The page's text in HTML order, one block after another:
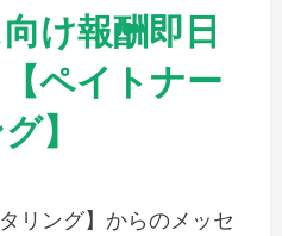
け報酬即日
ペイトナー
】
リング】からのメッセ